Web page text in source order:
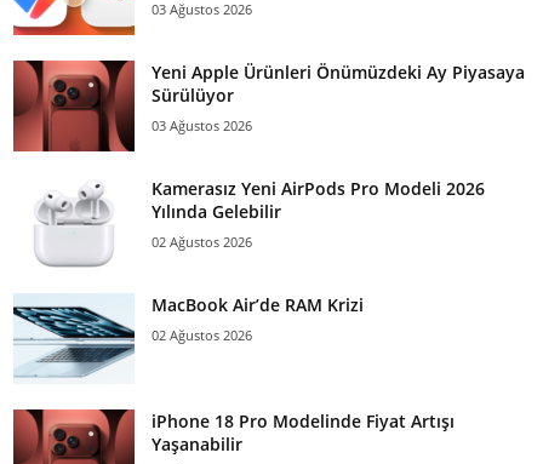
03 Ağustos 2026
Yeni Apple Ürünleri Önümüzdeki Ay Piyasaya
Sürülüyor
03 Ağustos 2026
Kamerasız Yeni AirPods Pro Modeli 2026
Yılında Gelebilir
02 Ağustos 2026
MacBook Air’de RAM Krizi
02 Ağustos 2026
iPhone 18 Pro Modelinde Fiyat Artışı
Yaşanabilir